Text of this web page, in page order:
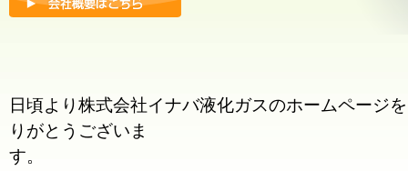
日頃より株式会社イナバ液化ガスのホームページ
りがとうございま
す。